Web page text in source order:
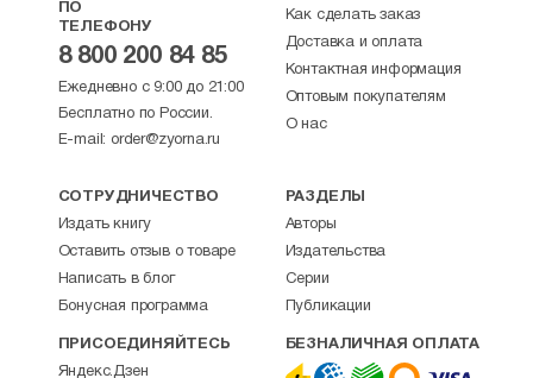
ПО
ТЕЛЕФОНУ
8 800 200 84 85
Ежедневно с 9:00 до 21:00
Бесплатно по России.
E-mail: order@zyorna.ru
Как сделать заказ
Доставка и оплата
Контактная информация
Оптовым покупателям
О нас
СОТРУДНИЧЕСТВО
Издать книгу
Оставить отзыв о товаре
Написать в блог
Бонусная программа
РАЗДЕЛЫ
Авторы
Издательства
Серии
Публикации
ПРИСОЕДИНЯЙТЕСЬ
Яндекс.Дзен
БЕЗНАЛИЧНАЯ ОПЛАТА